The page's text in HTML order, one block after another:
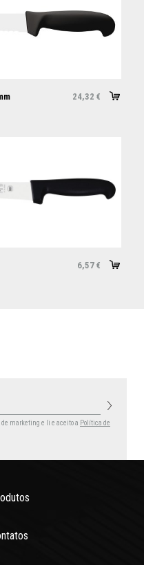
24,32 €
6,57 €
de marketing e li e aceito a Política de